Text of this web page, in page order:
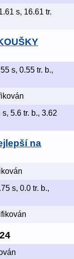
s, 16.61 tr.
s, 0.55 tr. b.,
s, 5.6 tr. b., 3.62
na
s, 0.0 tr. b.,